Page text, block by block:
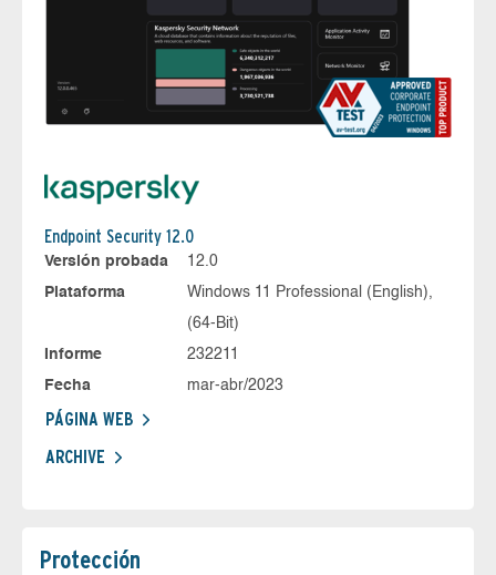
Endpoint Security 12.0
Versión probada
12.0
Plataforma
Windows 11 Professional (English),
(64-Bit)
Informe
232211
Fecha
mar-abr/2023
PÁGINA WEB
ARCHIVE
Protección